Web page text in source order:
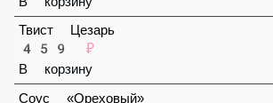
Креветки Темпура - 6 шт.
669 ₽
В корзину